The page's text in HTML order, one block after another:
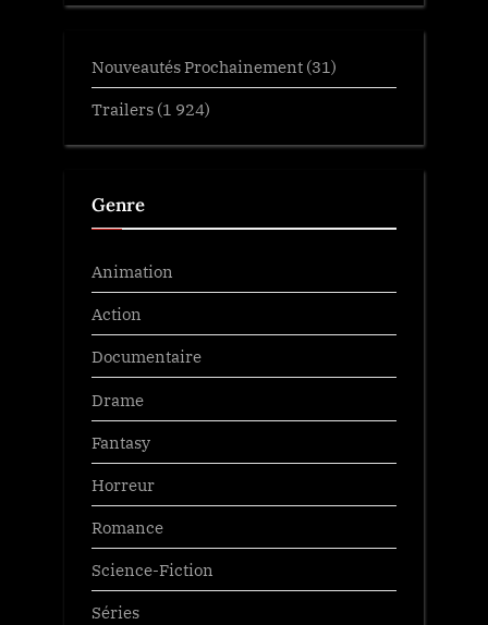
Nouveautés Prochainement (31)
Trailers (1 924)
Genre
Animation
Action
Documentaire
Drame
Fantasy
Horreur
Romance
Science-Fiction
Séries